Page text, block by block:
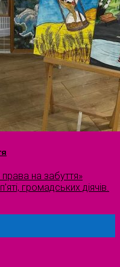
на забуття»
громадських діячів.